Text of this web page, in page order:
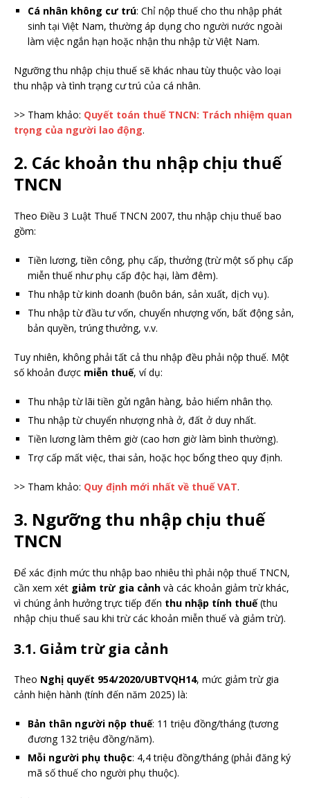
Cá nhân không cư trú: Chỉ nộp thuế cho thu nhập phát
sinh tại Việt Nam, thường áp dụng cho người nước ngoài
làm việc ngắn hạn hoặc nhận thu nhập từ Việt Nam.
Ngưỡng thu nhập chịu thuế sẽ khác nhau tùy thuộc vào loại
thu nhập và tình trạng cư trú của cá nhân.
>> Tham khảo: Quyết toán thuế TNCN: Trách nhiệm quan
trọng của người lao động.
2. Các khoản thu nhập chịu thuế
TNCN
Theo Điều 3 Luật Thuế TNCN 2007, thu nhập chịu thuế bao
gồm:
Tiền lương, tiền công, phụ cấp, thưởng (trừ một số phụ cấp
miễn thuế như phụ cấp độc hại, làm đêm).
Thu nhập từ kinh doanh (buôn bán, sản xuất, dịch vụ).
Thu nhập từ đầu tư vốn, chuyển nhượng vốn, bất động sản,
bản quyền, trúng thưởng, v.v.
Tuy nhiên, không phải tất cả thu nhập đều phải nộp thuế. Một
số khoản được miễn thuế, ví dụ:
Thu nhập từ lãi tiền gửi ngân hàng, bảo hiểm nhân thọ.
Thu nhập từ chuyển nhượng nhà ở, đất ở duy nhất.
Tiền lương làm thêm giờ (cao hơn giờ làm bình thường).
Trợ cấp mất việc, thai sản, hoặc học bổng theo quy định.
>> Tham khảo: Quy định mới nhất về thuế VAT.
3. Ngưỡng thu nhập chịu thuế
TNCN
Để xác định mức thu nhập bao nhiêu thì phải nộp thuế TNCN,
cần xem xét giảm trừ gia cảnh và các khoản giảm trừ khác,
vì chúng ảnh hưởng trực tiếp đến thu nhập tính thuế(thu
nhập chịu thuế sau khi trừ các khoản miễn thuế và giảm trừ).
3.1. Giảm trừ gia cảnh
Theo Nghị quyết 954/2020/UBTVQH14, mức giảm trừ gia
cảnh hiện hành (tính đến năm 2025) là:
Bản thân người nộp thuế: 11 triệu đồng/tháng (tương
đương 132 triệu đồng/năm).
Mỗi người phụ thuộc: 4,4 triệu đồng/tháng (phải đăng ký
mã số thuế cho người phụ thuộc).